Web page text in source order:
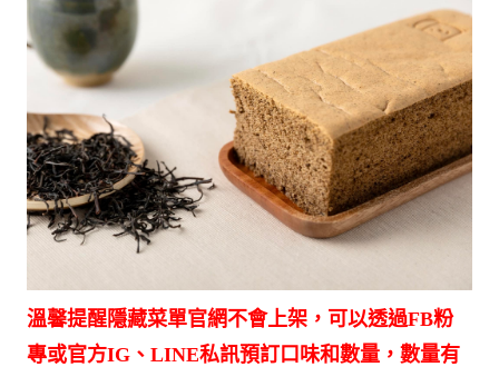
溫馨提醒隱藏菜單官網不會上架，可以透過FB粉
專或官方IG、LINE私訊預訂口味和數量，數量有